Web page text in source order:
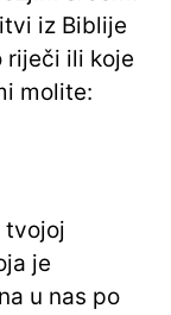
iz Biblije
riječi ili koje
molite:
tvojoj
je
u nas po